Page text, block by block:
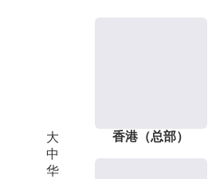
大
中
华
香港（总部）